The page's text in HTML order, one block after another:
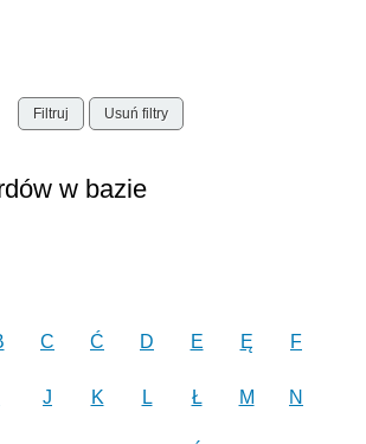
Filtruj Usuń filtry
w bazie
C Ć D E Ę F
J K L Ł M N